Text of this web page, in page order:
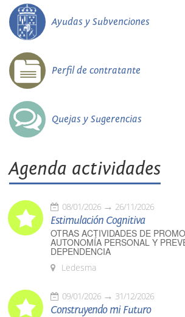
Ayudas y Subvenciones
Perfil de contratante
Quejas y Sugerencias
Agenda actividades
08/01/2026 26/11/2026
Estimulación Cognitiva
OTRAS ACTIVIDADES DE
AUTONOMÍA PERSONAL Y
DEPENDENCIA
Ledesma
09/01/2026 31/12/2026
Construyendo mi Futuro